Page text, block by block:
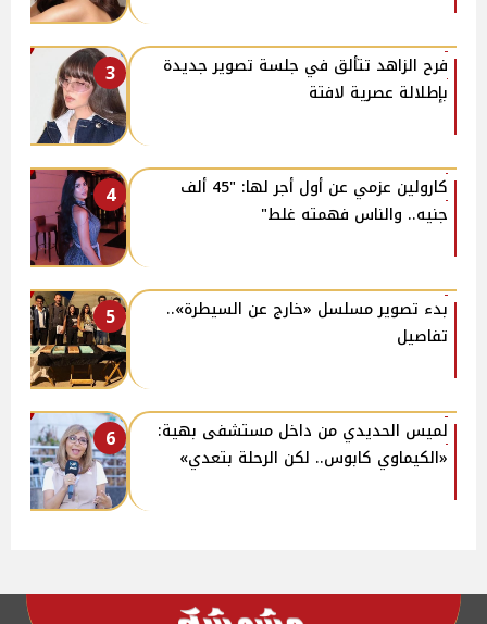
3
فرح الزاهد تتألق في جلسة تصوير جديدة
بإطلالة عصرية لافتة
4
كارولين عزمي عن أول أجر لها: "45 ألف
جنيه.. والناس فهمته غلط"
5
بدء تصوير مسلسل «خارج عن السيطرة»..
تفاصيل
6
لميس الحديدي من داخل مستشفى بهية:
«الكيماوي كابوس.. لكن الرحلة بتعدي»